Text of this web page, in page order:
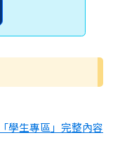
學生專區」完整內容